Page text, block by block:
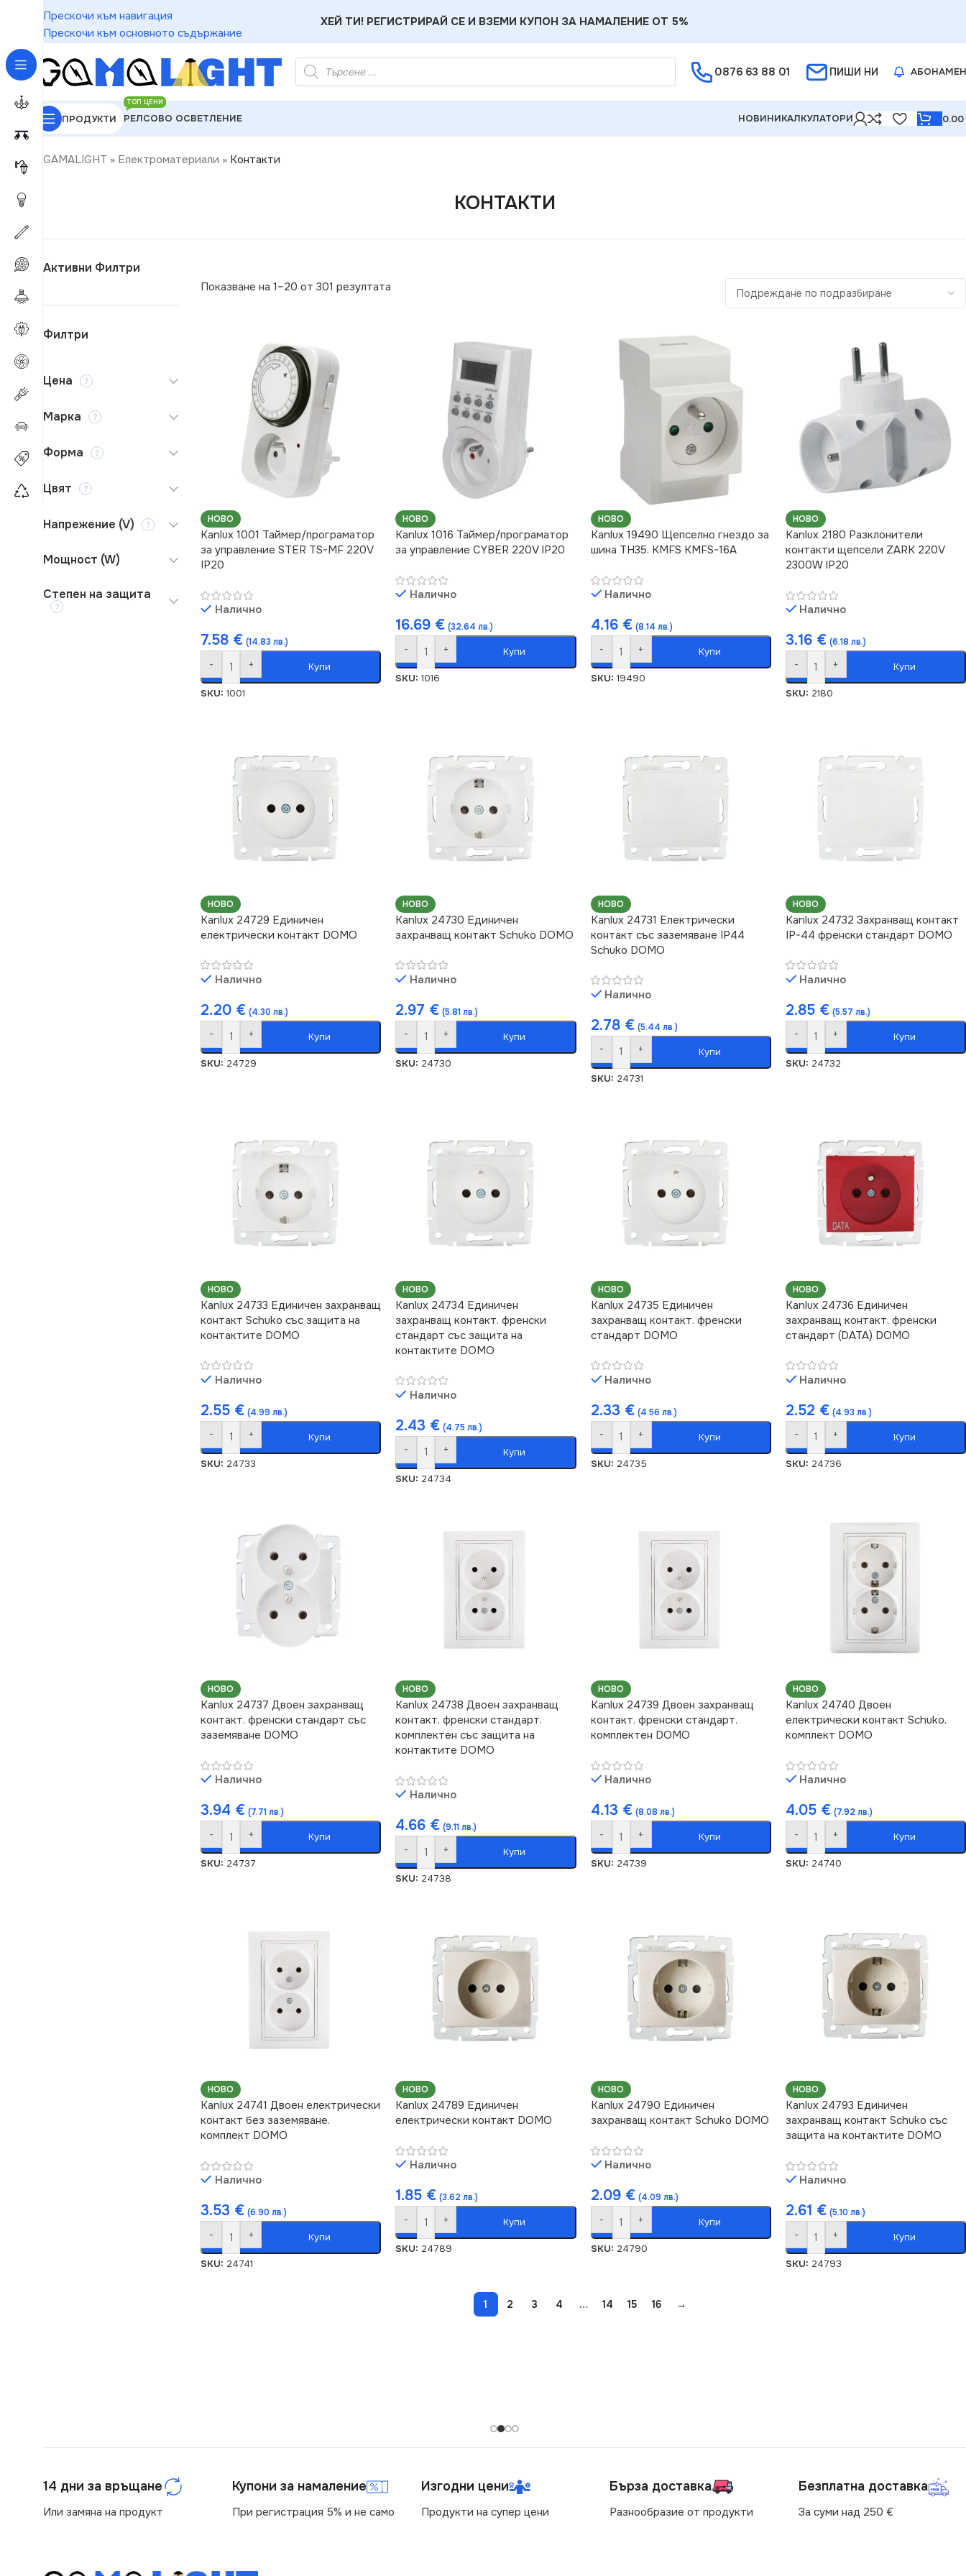
Прескочи към навигация
Прескочи към основното съдържание
ХЕЙ ТИ! РЕГИСТРИРАЙ СЕ И ВЗЕМИ КУПОН ЗА НАМАЛЕНИЕ ОТ 5%
0876 63 88 01 ПИШИ НИ
ПРОДУКТИ РЕЛСОВО ОСВЕТЛЕНИЕ
ТОП ЦЕНИ
НОВИНИКАЛКУЛАТОРИ 0.00
GAMALIGHT » Електроматериали » Контакти
КОНТАКТИ
Активни Филтри
Филтри
Цена
Марка
Форма
Цвят
Напрежение (V)
Мощност (W)
Степен на защита
Показване на 1–20 от 301 резултата
НОВО
Kanlux 1001 Таймер/програматор
за управление STER TS-MF 220V
IP20
Налично
7.58 € (14.83 лв.)
- + Купи
SKU: 1001
НОВО
Kanlux 1016 Таймер/програматор
за управление CYBER 220V IP20
Налично
16.69 € (32.64 лв.)
- + Купи
SKU:1016
НОВО
Kanlux 19490 Щепселно гнездо за
шина TH35. KMFS KMFS-16A
Налично
4.16 € (8.14 лв.)
- + Купи
SKU: 19490
НОВО
Kanlux 2180 Разклонители
контакти щепсели ZARK 220V
2300W IP20
Налично
3.16 € (6.18 лв.)
- + Купи
SKU: 2180
НОВО
Kanlux 24729 Единичен
електрически контакт DOMO
Налично
2.20 € (4.30 лв.)
- + Купи
SKU: 24729
НОВО
Kanlux 24730 Единичен
захранващ контакт Schuko DOMO
Налично
2.97 € (5.81 лв.)
- + Купи
SKU: 24730
НОВО
Kanlux 24731 Електрически
контакт със заземяване IP44
Schuko DOMO
Налично
2.78 € (5.44 лв.)
- + Купи
SKU: 24731
НОВО
Kanlux 24732 Захранващ контакт
IP-44 френски стандарт DOMO
Налично
2.85 € (5.57 лв.)
- + Купи
SKU: 24732
НОВО
Kanlux 24733 Единичен захранващ
контакт Schuko със защита на
контактите DOMO
Налично
2.55 € (4.99 лв.)
- + Купи
SKU: 24733
НОВО
Kanlux 24734 Единичен
захранващ контакт. френски
стандарт със защита на
контактите DOMO
Налично
2.43 € (4.75 лв.)
- + Купи
SKU: 24734
НОВО
Kanlux 24735 Единичен
захранващ контакт. френски
стандарт DOMO
Налично
2.33 € (4.56 лв.)
- + Купи
SKU: 24735
НОВО
Kanlux 24736 Единичен
захранващ контакт. френски
стандарт (DATA) DOMO
Налично
2.52 € (4.93 лв.)
- + Купи
SKU: 24736
НОВО
Kanlux 24737 Двоен захранващ
контакт. френски стандарт със
заземяване DOMO
Налично
3.94 € (7.71 лв.)
- + Купи
SKU: 24737
НОВО
Kanlux 24738 Двоен захранващ
контакт. френски стандарт.
комплектен със защита на
контактите DOMO
Налично
4.66 € (9.11 лв.)
- + Купи
SKU: 24738
НОВО
Kanlux 24739 Двоен захранващ
контакт. френски стандарт.
комплектен DOMO
Налично
4.13 € (8.08 лв.)
- + Купи
SKU: 24739
НОВО
Kanlux 24740 Двоен
електрически контакт Schuko.
комплект DOMO
Налично
4.05 € (7.92 лв.)
- + Купи
SKU: 24740
НОВО
Kanlux 24741 Двоен електрически
контакт без заземяване.
комплект DOMO
Налично
3.53 € (6.90 лв.)
- + Купи
SKU: 24741
НОВО
Kanlux 24789 Единичен
електрически контакт DOMO
Налично
1.85 € (3.62 лв.)
- + Купи
SKU: 24789
НОВО
Kanlux 24790 Единичен
захранващ контакт Schuko DOMO
Налично
2.09 € (4.09 лв.)
- + Купи
SKU: 24790
НОВО
Kanlux 24793 Единичен
захранващ контакт Schuko със
защита на контактите DOMO
Налично
2.61 € (5.10 лв.)
- + Купи
SKU: 24793
1 2 3 4 … 14 15 16 →
14 дни за връщане
Или замяна на продукт
Купони за намаление
При регистрация 5% и не само
Изгодни цени
Продукти на супер цени
Бърза доставка
Разнообразие от продукти
Безплатна доставка
За суми над 250 €